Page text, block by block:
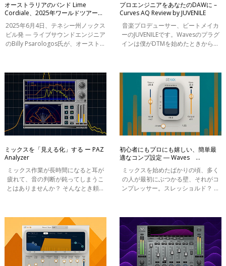
オーストラリアのバンド Lime
Cordiale、2025年ワールドツアーで
Waves eMotion LV1 Classicコンソー
ルとeMo IEMイマーシブ・インイヤ
ー・ソリューションを採用
2025年6月4日、テネシー州ノックス
ビル発 — ライブサウンドエンジニア
のBilly Psarologos氏が、オーストラ
Waves eMotion LV1 Classicライブミ
キシン
プロエンジニアをあなたのDAWに –
Curves AQ Review by JUVENILE
音楽プロデューサー、ビートメイカ
ーのJUVENILEです。Wavesのプラグ
インは僕がDTMを始めたときからず
Curves AQについてのレビューをさ
せて頂きた
ミックスを「見える化」する ー PAZ
Analyzer
ミックス作業が長時間になると耳が
疲れて、音の判断が鈍ってしまうこ
とはありませんか？ そんなとき頼り
損はない、視覚系メーターの定番で
す。
初心者にもプロにも嬉しい、簡単最
適なコンプ設定 ― Waves
Renaissance Axx
ミックスを始めたばかりの頃、多く
の人が最初にぶつかる壁、それがコ
ンプレッサー。スレッショルド？ レ
止まった経験、ありませんか？そん
なミ